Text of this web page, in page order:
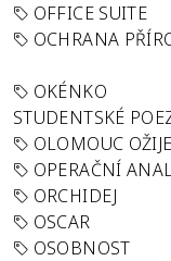
OFFICE SUITE
OCHRANA
OKÉNKO
STUDENTSKÉ
OLOMOUC OŽIJE
OPERAČNÍ
ORCHIDEJ
OSCAR
OSOBNOST